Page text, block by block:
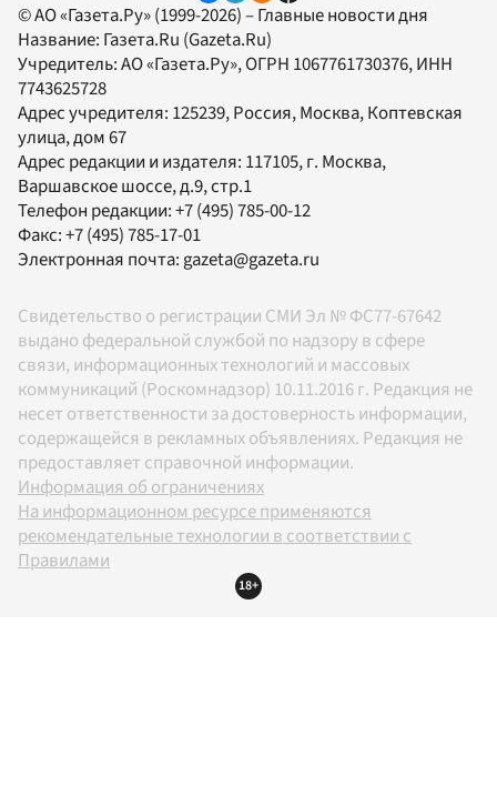
© АО «Газета.Ру» (1999-2026) – Главные новости дня
Название: Газета.Ru (Gazeta.Ru)
Учредитель:АО «Газета.Ру», ОГРН 1067761730376, ИНН
7743625728
Адрес учредителя: 125239, Россия, Москва, Коптевская
улица, дом 67
Адрес редакции и издателя: 117105, г. Москва,
Варшавское шоссе, д.9, стр.1
Телефон редакции:+7 (495) 785-00-12
Факс:+7 (495) 785-17-01
Электронная почта:gazeta@gazeta.ru
Свидетельство о регистрации СМИ Эл № ФС77-67642
выдано федеральной службой по надзору в сфере
связи, информационных технологий и массовых
коммуникаций (Роскомнадзор) 10.11.2016 г. Редакция не
несет ответственности за достоверность информации,
содержащейся в рекламных объявлениях. Редакция не
предоставляет справочной информации.
Информация об ограничениях
На информационном ресурсе применяются
рекомендательные технологии в соответствии с
Правилами
18+